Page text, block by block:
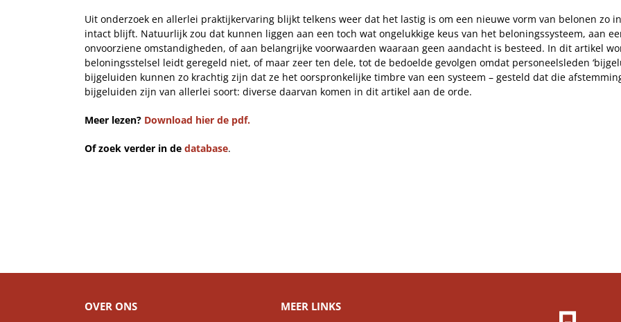
Uit onderzoek en allerlei praktijkervaring blijkt telkens weer dat het lastig is om een nieuwe vorm van belonen zo
intact blijft. Natuurlijk zou dat kunnen liggen aan een toch wat ongelukkige keus van het beloningssysteem, aan
onvoorziene omstandigheden, of aan belangrijke voorwaarden waaraan geen aandacht is besteed. In dit artikel
beloningsstelsel leidt geregeld niet, of maar zeer ten dele, tot de bedoelde gevolgen omdat personeelsleden
bijgeluiden kunnen zo krachtig zijn dat ze het oorspronkelijke timbre van een systeem – gesteld dat die
bijgeluiden zijn van allerlei soort: diverse daarvan komen in dit artikel aan de orde.
Meer lezen? Download hier de pdf.
Of zoek verder in de database.
OVER ONS MEER LINKS